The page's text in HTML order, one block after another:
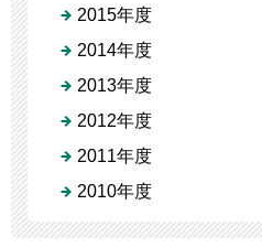
2015年度
2014年度
2013年度
2012年度
2011年度
2010年度